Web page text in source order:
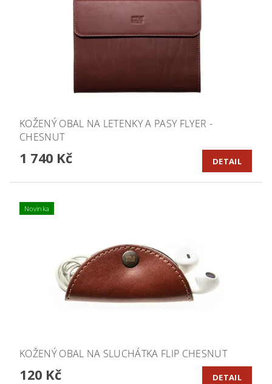
KOŽENÝ OBAL NA LETENKY A PASY FLYER -
CHESNUT
1 740 Kč DETAIL
Novinka
KOŽENÝ OBAL NA SLUCHÁTKA FLIP CHESNUT
120 Kč DETAIL